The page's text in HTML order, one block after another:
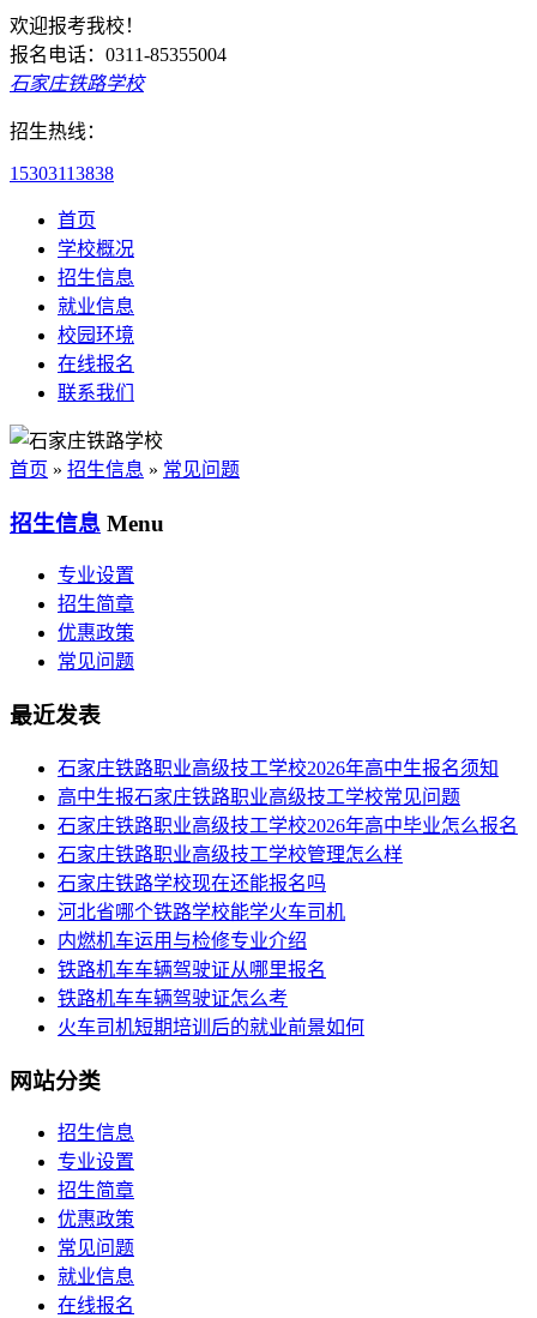
欢迎报考我校！
报名电话：0311-85355004
石家庄铁路学校
招生热线：
15303113838
首页
学校概况
招生信息
就业信息
校园环境
在线报名
联系我们
首页 » 招生信息 » 常见问题
招生信息 Menu
专业设置
招生简章
优惠政策
常见问题
最近发表
​石家庄铁路职业高级技工学校2026年高中生报名须知
高中生报石家庄铁路职业高级技工学校常见问题
石家庄铁路职业高级技工学校2026年高中毕业怎么报名
石家庄铁路职业高级技工学校管理怎么样
石家庄铁路学校现在还能报名吗
河北省哪个铁路学校能学火车司机
内燃机车运用与检修专业介绍
铁路机车车辆驾驶证从哪里报名
铁路机车车辆驾驶证怎么考
火车司机短期培训后的就业前景如何
网站分类
招生信息
专业设置
招生简章
优惠政策
常见问题
就业信息
在线报名